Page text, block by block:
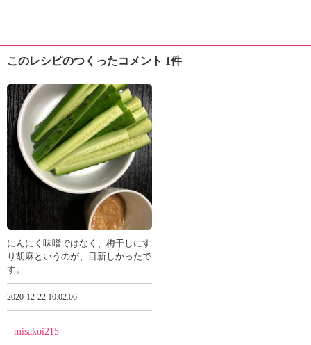
このレシピのつくったコメント 1件
にんにく味噌ではなく、梅干しにす
り胡麻というのが、目新しかったで
す。
2020-12-22 10:02:06
misakoi215